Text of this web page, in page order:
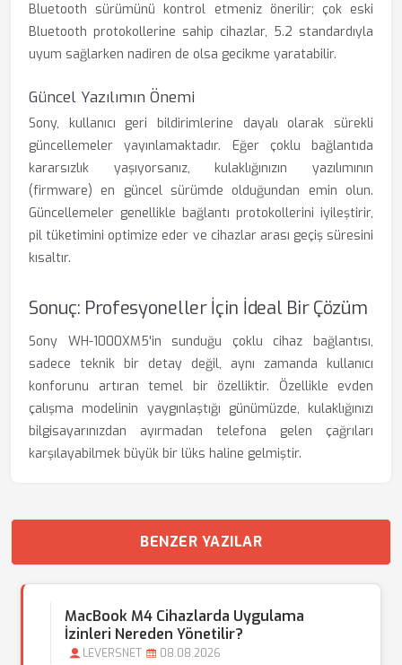
Bluetooth sürümünü kontrol etmeniz önerilir; çok eski
Bluetooth protokollerine sahip cihazlar, 5.2 standardıyla
uyum sağlarken nadiren de olsa gecikme yaratabilir.
Güncel Yazılımın Önemi
Sony, kullanıcı geri bildirimlerine dayalı olarak sürekli
güncellemeler yayınlamaktadır. Eğer çoklu bağlantıda
kararsızlık yaşıyorsanız, kulaklığınızın yazılımının
(firmware) en güncel sürümde olduğundan emin olun.
Güncellemeler genellikle bağlantı protokollerini iyileştirir,
pil tüketimini optimize eder ve cihazlar arası geçiş süresini
kısaltır.
Sonuç: Profesyoneller İçin İdeal Bir Çözüm
Sony WH-1000XM5'in sunduğu çoklu cihaz bağlantısı,
sadece teknik bir detay değil, aynı zamanda kullanıcı
konforunu artıran temel bir özelliktir. Özellikle evden
çalışma modelinin yaygınlaştığı günümüzde, kulaklığınızı
bilgisayarınızdan ayırmadan telefona gelen çağrıları
karşılayabilmek büyük bir lüks haline gelmiştir.
BENZER YAZILAR
MacBook M4 Cihazlarda Uygulama
İzinleri Nereden Yönetilir?
LEVERSNET 08.08.2026